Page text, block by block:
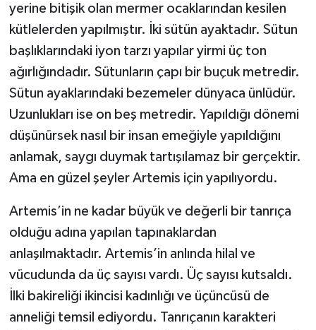
yerine bitişik olan mermer ocaklarından kesilen
kütlelerden yapılmıştır. İki sütün ayaktadır. Sütun
başlıklarındaki iyon tarzı yapılar yirmi üç ton
ağırlığındadır. Sütunların çapı bir buçuk metredir.
Sütun ayaklarındaki bezemeler dünyaca ünlüdür.
Uzunlukları ise on beş metredir. Yapıldığı dönemi
düşünürsek nasıl bir insan emeğiyle yapıldığını
anlamak, saygı duymak tartışılamaz bir gerçektir.
Ama en güzel şeyler Artemis için yapılıyordu.
Artemis’in ne kadar büyük ve değerli bir tanrıça
olduğu adına yapılan tapınaklardan
anlaşılmaktadır. Artemis’in anlında hilal ve
vücudunda da üç sayısı vardı. Üç sayısı kutsaldı.
İlki bakireliği ikincisi kadınlığı ve üçüncüsü de
anneliği temsil ediyordu. Tanrıçanın karakteri